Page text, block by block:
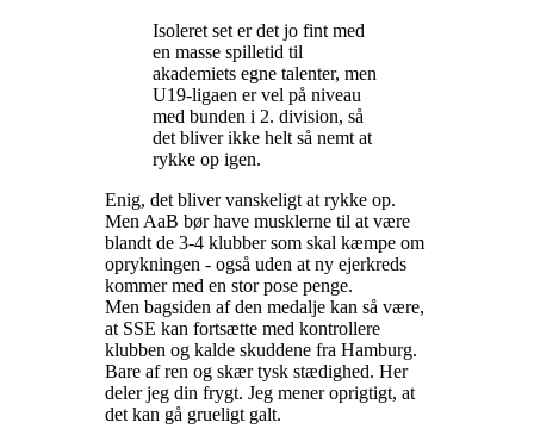
Isoleret set er det jo fint med
en masse spilletid til
akademiets egne talenter, men
U19-ligaen er vel på niveau
med bunden i 2. division, så
det bliver ikke helt så nemt at
rykke op igen.
Enig, det bliver vanskeligt at rykke op.
Men AaB bør have musklerne til at være
blandt de 3-4 klubber som skal kæmpe om
oprykningen - også uden at ny ejerkreds
kommer med en stor pose penge.
Men bagsiden af den medalje kan så være,
at SSE kan fortsætte med kontrollere
klubben og kalde skuddene fra Hamburg.
Bare af ren og skær tysk stædighed. Her
deler jeg din frygt. Jeg mener oprigtigt, at
det kan gå grueligt galt.